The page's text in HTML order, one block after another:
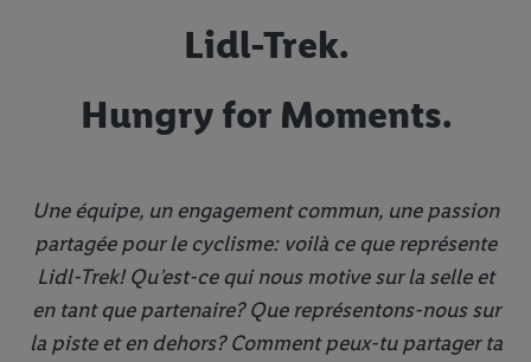
Lidl-Trek.
Hungry for Moments.
Une équipe, un engagement commun, une passion
partagée pour le cyclisme: voilà ce que représente
Lidl-Trek! Qu’est-ce qui nous motive sur la selle et
en tant que partenaire? Que représentons-nous sur
la piste et en dehors? Comment peux-tu partager ta